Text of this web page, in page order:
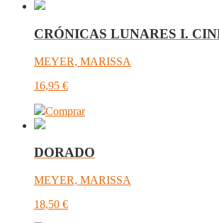
CRÓNICAS LUNARES I.
MEYER, MARISSA
16,95 €
Comprar
DORADO
MEYER, MARISSA
18,50 €